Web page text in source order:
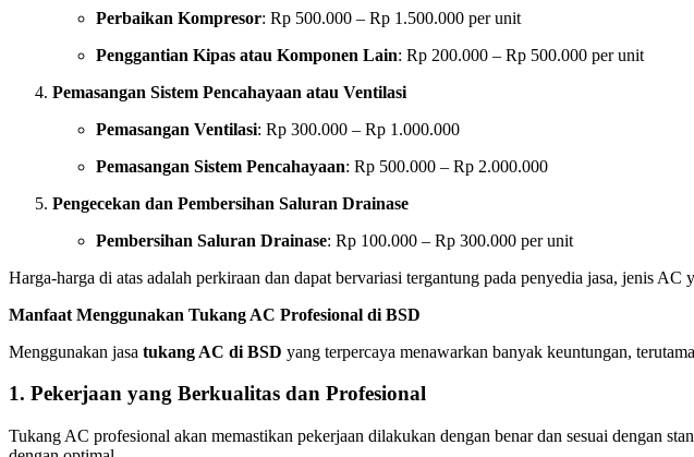
Perbaikan Kompresor: Rp 500.000 – Rp 1.500.000 per unit
Penggantian Kipas atau Komponen Lain: Rp 200.000 – Rp 500.000 per unit
Pemasangan Sistem Pencahayaan atau Ventilasi
Pemasangan Ventilasi: Rp 300.000 – Rp 1.000.000
Pemasangan Sistem Pencahayaan: Rp 500.000 – Rp 2.000.000
Pengecekan dan Pembersihan Saluran Drainase
Pembersihan Saluran Drainase: Rp 100.000 – Rp 300.000 per unit
Harga-harga di atas adalah perkiraan dan dapat bervariasi tergantung pada penyedia jasa, jenis
Manfaat Menggunakan Tukang AC Profesional di BSD
Menggunakan jasa tukang AC di BSD yang terpercaya menawarkan banyak keuntungan,
1. Pekerjaan yang Berkualitas dan Profesional
Tukang AC profesional akan memastikan pekerjaan dilakukan dengan benar dan sesuai dengan